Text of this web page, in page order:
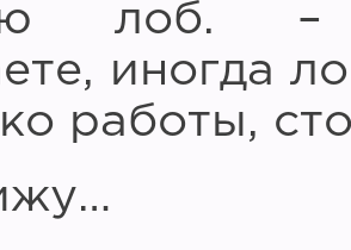
лоб. –
иногда
работы,